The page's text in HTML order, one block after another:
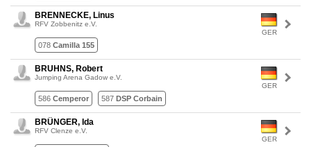
GER
BRENNECKE, Linus
RFV Zobbenitz e.V.
078 Camilla 155
GER
BRUHNS, Robert
Jumping Arena Gadow e.V.
586 Cemperor 587 DSP Corbain
GER
BRÜNGER, Ida
RFV Clenze e.V.